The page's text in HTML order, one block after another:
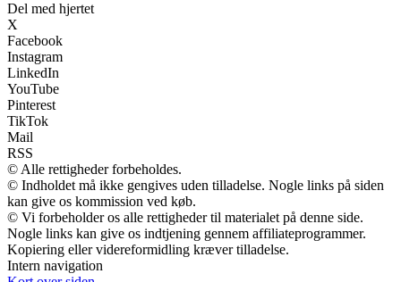
Del med hjertet
X
Facebook
Instagram
LinkedIn
YouTube
Pinterest
TikTok
Mail
RSS
© Alle rettigheder forbeholdes.
© Indholdet må ikke gengives uden tilladelse. Nogle links på siden
kan give os kommission ved køb.
© Vi forbeholder os alle rettigheder til materialet på denne side.
Nogle links kan give os indtjening gennem affiliateprogrammer.
Kopiering eller videreformidling kræver tilladelse.
Intern navigation